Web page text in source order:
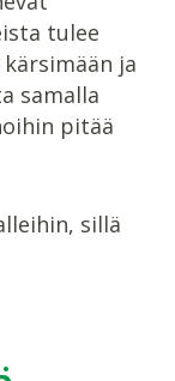
tulee
ja
samalla
pitää
sillä